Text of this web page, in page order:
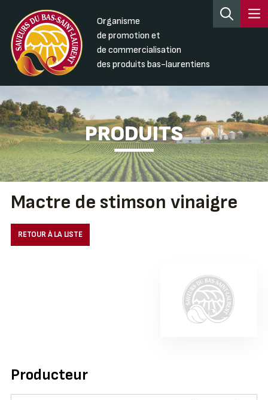
Organisme
de promotion et
de commercialisation
des produits bas-laurentiens
PRODUITS
Mactre de stimson vinaigre
RETOUR À LA LISTE
Producteur